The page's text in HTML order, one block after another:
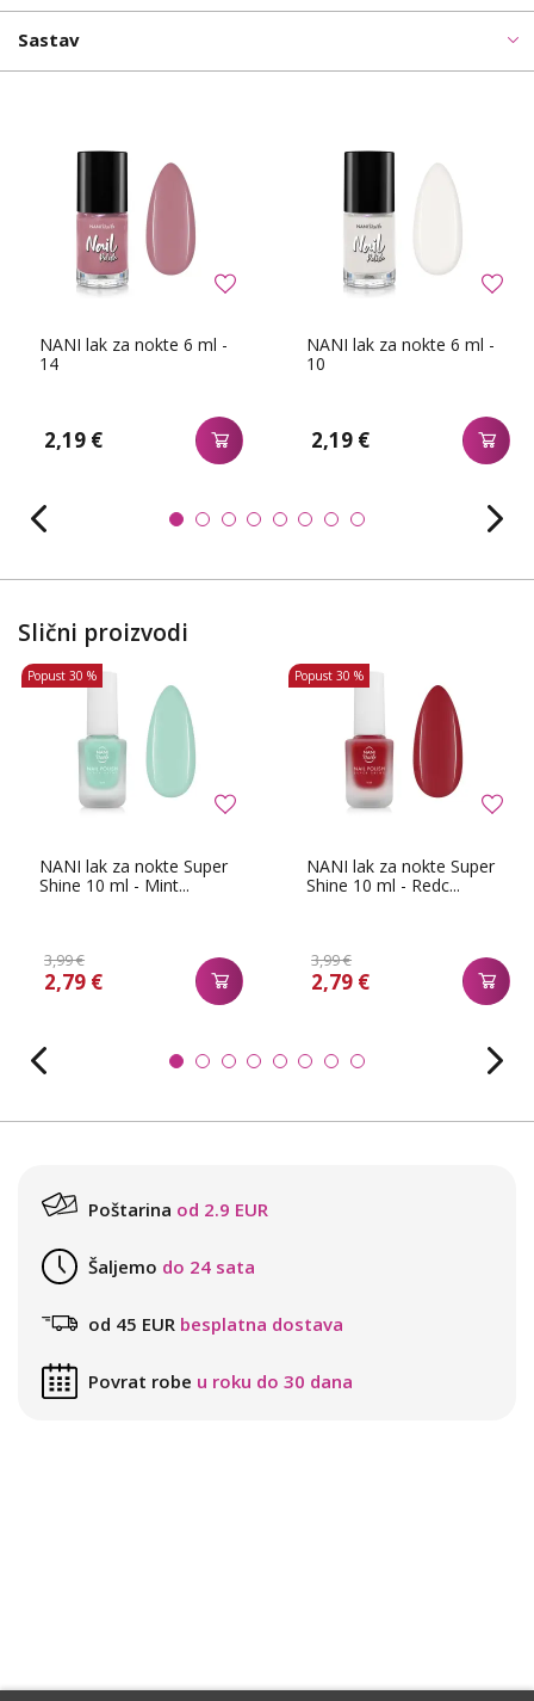
Sastav
NANI lak za nokte 6 ml -
14
2,19 €
NANI lak za nokte 6 ml -
10
2,19 €
Slični proizvodi
NANI lak za nokte Super
Shine 10 ml - Mint...
3,99 €
2,79 €
Popust 30 %
NANI lak za nokte Super
Shine 10 ml - Redc...
3,99 €
2,79 €
Popust 30 %
Poštarina od 2.9 EUR
Šaljemo do 24 sata
od 45 EUR besplatna dostava
Povrat robe u roku do 30 dana